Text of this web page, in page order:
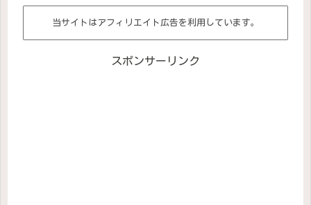
当サイトはアフィリエイト広告を利用しています。
スポンサーリンク